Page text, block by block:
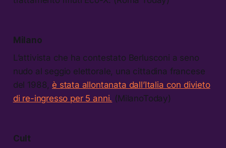
Milano
L’attivista che ha contestato Berlusconi a seno
nudo al seggio elettorale, una cittadina francese
del 1988, è stata allontanata dall’Italia con divieto
di re-ingresso per 5 anni. (MilanoToday)
Cult